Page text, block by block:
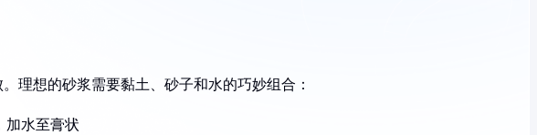
理想的砂浆需要黏土、砂子和水的巧妙组合：
加水至膏状